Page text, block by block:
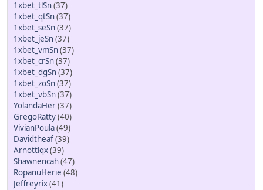
1xbet_tlSn(37)
1xbet_qtSn(37)
1xbet_seSn(37)
1xbet_jeSn(37)
1xbet_vmSn(37)
1xbet_crSn(37)
1xbet_dgSn(37)
1xbet_zoSn(37)
1xbet_vbSn(37)
YolandaHer(37)
GregoRatty(40)
VivianPoula(49)
Davidtheaf(39)
Arnottlqx(39)
Shawnencah(47)
RopanuHerie (48)
Jeffreyrix(41)